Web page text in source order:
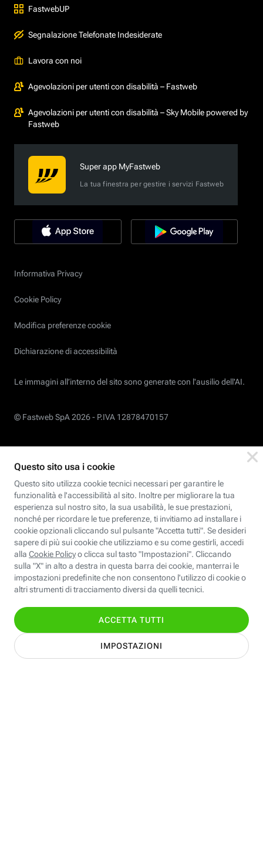
FastwebUP
Segnalazione Telefonate Indesiderate
Lavora con noi
Agevolazioni per utenti con disabilità – Fastweb
Agevolazioni per utenti con disabilità – Sky Mobile powered by
Fastweb
Super app MyFastweb
La tua finestra per gestire i servizi Fastweb
Informativa Privacy
Cookie Policy
Modifica preferenze cookie
Dichiarazione di accessibilità
Le immagini all’interno del sito sono generate con l'ausilio dell'AI.
© Fastweb SpA 2026 - P.IVA 12878470157